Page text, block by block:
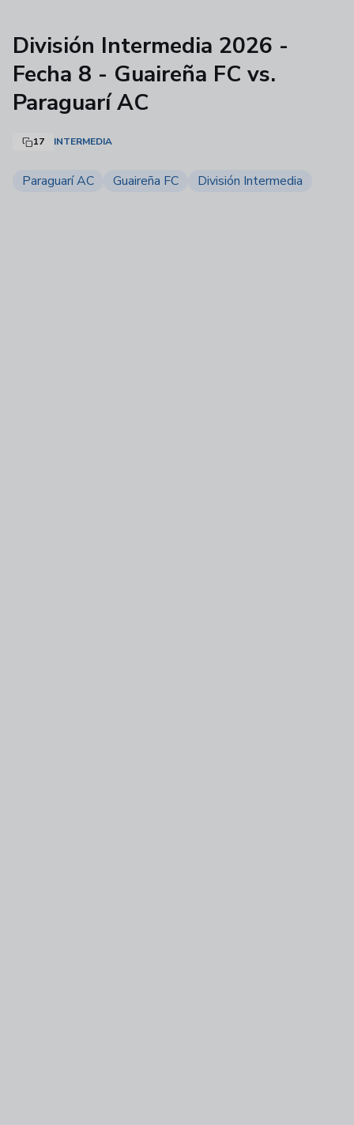
División Intermedia 2026 -
Fecha 8 - Guaireña FC vs.
Paraguarí AC
17 INTERMEDIA
Paraguarí AC Guaireña FC División Intermedia